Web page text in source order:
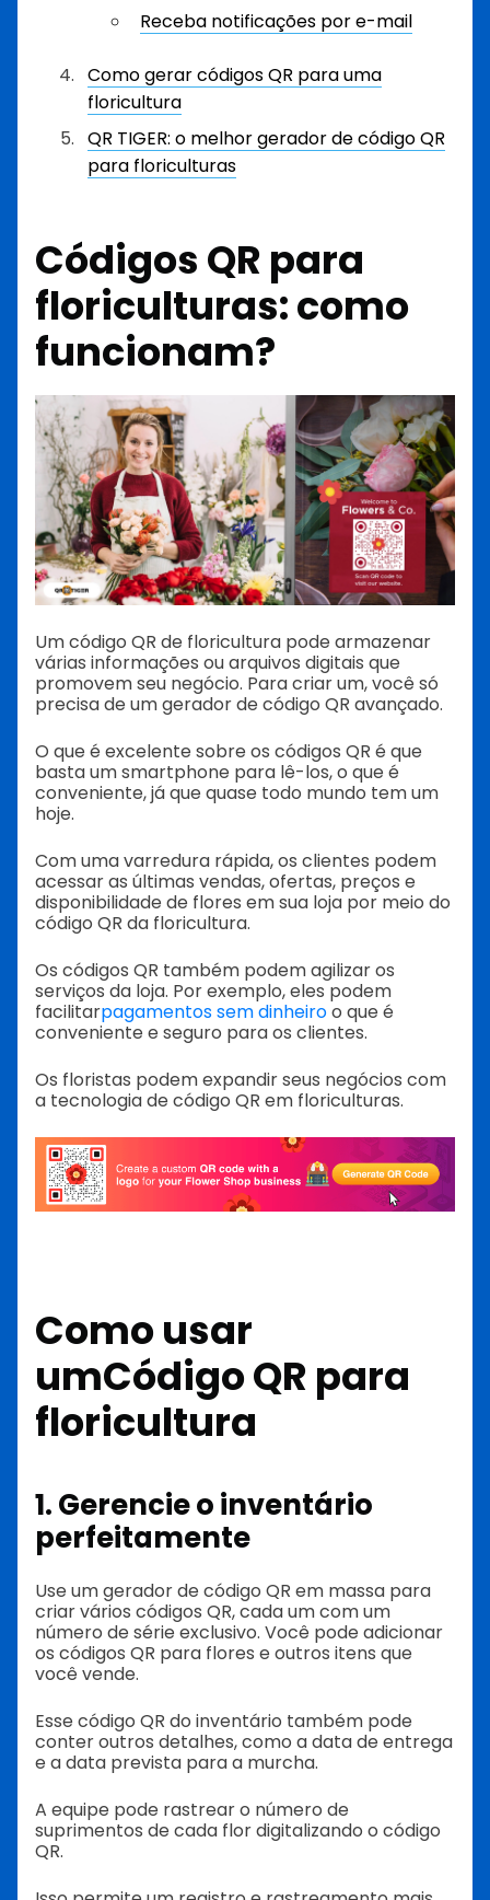
Receba notificações por e-mail
Como gerar códigos QR para uma
floricultura
QR TIGER: o melhor gerador de código QR
para floriculturas
Códigos QR para
floriculturas: como
funcionam?
Um código QR de floricultura pode armazenar
várias informações ou arquivos digitais que
promovem seu negócio. Para criar um, você só
precisa de um gerador de código QR avançado.
O que é excelente sobre os códigos QR é que
basta um smartphone para lê-los, o que é
conveniente, já que quase todo mundo tem um
hoje.
Com uma varredura rápida, os clientes podem
acessar as últimas vendas, ofertas, preços e
disponibilidade de flores em sua loja por meio do
código QR da floricultura.
Os códigos QR também podem agilizar os
serviços da loja. Por exemplo, eles podem
facilitarpagamentos sem dinheiroo que é
conveniente e seguro para os clientes.
Os floristas podem expandir seus negócios com
a tecnologia de código QR em floriculturas.
Como usar
umCódigo QR para
floricultura
1. Gerencie o inventário
perfeitamente
Use um gerador de código QR em massa para
criar vários códigos QR, cada um com um
número de série exclusivo. Você pode adicionar
os códigos QR para flores e outros itens que
você vende.
Esse código QR do inventário também pode
conter outros detalhes, como a data de entrega
e a data prevista para a murcha.
A equipe pode rastrear o número de
suprimentos de cada flor digitalizando o código
QR.